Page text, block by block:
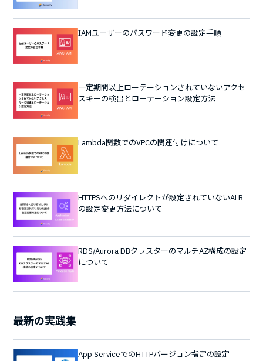
IAMユーザーのパスワード変更の設定手順
一定期間以上ローテーションされていないアクセ
スキーの検出とローテーション設定方法
Lambda関数でのVPCの関連付けについて
HTTPSへのリダイレクトが設定されていないALB
の設定変更方法について
RDS/Aurora DBクラスターのマルチAZ構成の設定
について
最新の実践集
App ServiceでのHTTPバージョン指定の設定